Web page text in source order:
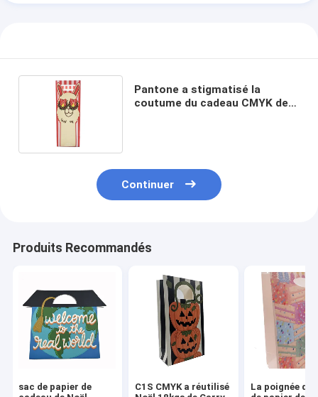
Pantone a stigmatisé la
coutume du cadeau CMYK de
Continuer
Produits Recommandés
sac de papier de
C1S CMYK a réutilisé
La poignée de